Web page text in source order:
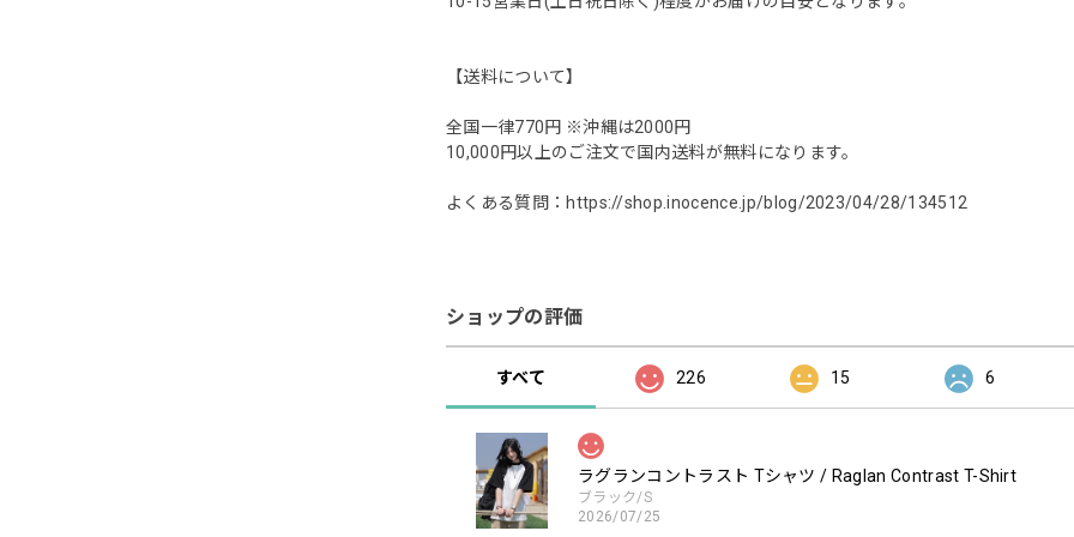
【送料について】
全国一律770円 ※沖縄は2000円
10,000円以上のご注文で国内送料が無料になります。
よくある質問：https://shop.inocence.jp/blog/2023/04/28/134512
ショップの評価
すべて 226 15 6
ラグランコントラスト Tシャツ / Raglan Contrast T-Shirt
ブラック/S
2026/07/25